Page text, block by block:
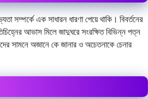
সম্পর্কে এক সাধারন ধারণা পেয়ে থাকি। বিবর্তনের
আভাস মিলে জাদুঘরে সংরক্ষিত বিভিন্ন পত্ন
সামনে অজানে কে জানার ও অচেতনাকে চেনার